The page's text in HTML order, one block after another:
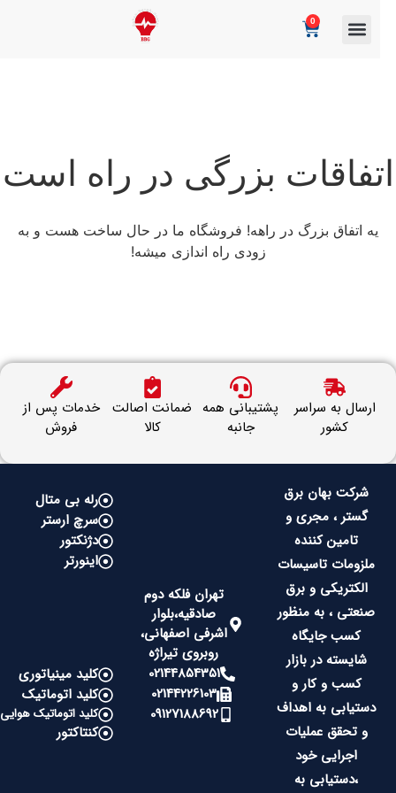
بزرگی در راه است
یه اتفاق بزرگ در راهه! فروشگاه ما در حال ساخت هست و به
زودی راه اندازی میشه!
ارسال به سراسر
کشور
پشتیبانی همه
جانبه
ضمانت اصالت
کالا
خدمات پس از
فروش
شرکت بهان برق
گستر ، مجری و
تامین کننده
ملزومات تاسیسات
الکتریکی و برق
صنعتی ، به منظور
کسب جایگاه
شایسته در بازار
کسب و کار و
دستیابی به اهداف
و تحقق عملیات
اجرایی خود
،دستیابی به
تهران فلکه دوم
صادقیه،بلوار
اشرفی اصفهانی،
روبروی تیراژه
02144854351
02144226103
09127188692
رله بی متال
سرچ ارستر
دژنکتور
اینورتر
کلید مینیاتوری
کلید اتوماتیک
کلید اتوماتیک هوایی
کنتاکتور